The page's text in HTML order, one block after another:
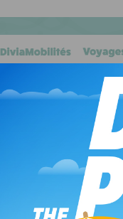
département
dans un trou.
de
coincé dans un